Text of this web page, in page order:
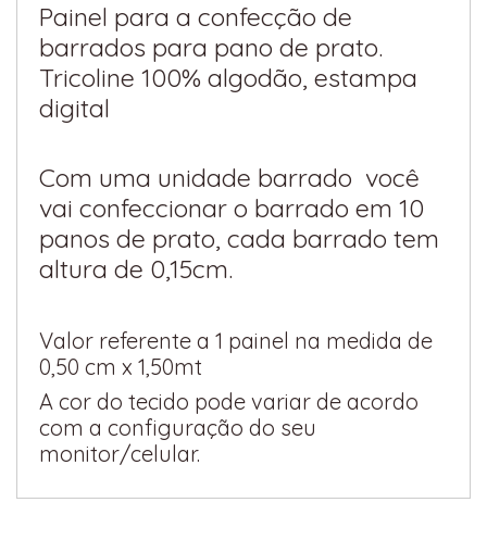
Painel para a confecção de
barrados para pano de prato.
Tricoline 100% algodão, estampa
digital
Com uma unidade barrado você
vai confeccionar o barrado em 10
panos de prato, cada barrado tem
altura de 0,15cm.
Valor referente a 1 painel na medida de
0,50 cm x 1,50mt
A cor do tecido pode variar de acordo
com a configuração do seu
monitor/celular.